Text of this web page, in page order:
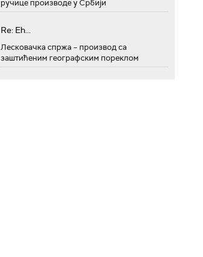
ручице производе у Србији
Re: Eh...
Лесковачка спржа – производ са
заштићеним географским пореклом